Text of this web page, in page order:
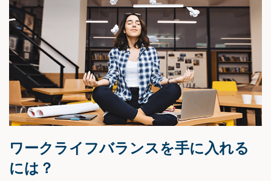
ワークライフバランスを手に入れる
には？